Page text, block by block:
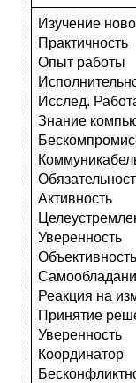
Изучение
Практичность
Опыт работы
Исслед.
Знание
Активность
Уверенность
Объективность
Реакция на
Принятие
Уверенность
Координатор